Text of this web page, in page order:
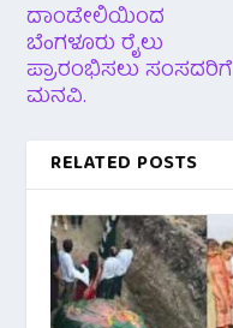
ದಾಂಡೇಲಿಯಿಂದ
ಬೆoಗಳೂರು ರೈಲು
ಪ್ರಾರಂಭಿಸಲು ಸಂಸದರಿಗೆ
ಮನವಿ.
RELATED POSTS